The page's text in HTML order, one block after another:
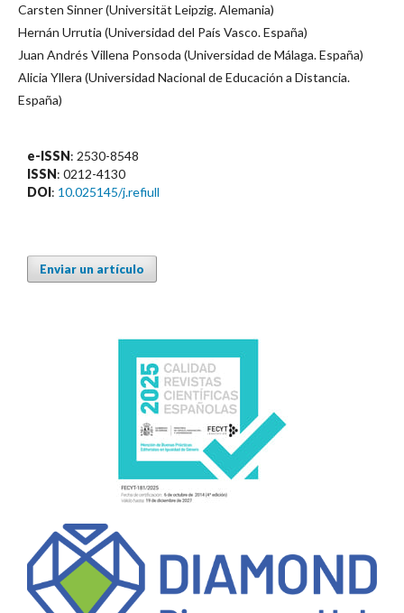
Carsten Sinner (Universität Leipzig. Alemania)
Hernán Urrutia (Universidad del País Vasco. España)
Juan Andrés Villena Ponsoda (Universidad de Málaga. España)
Alicia Yllera (Universidad Nacional de Educación a Distancia.
España)
e-ISSN: 2530-8548
ISSN: 0212-4130
DOI: 10.025145/j.refiull
Enviar un artículo